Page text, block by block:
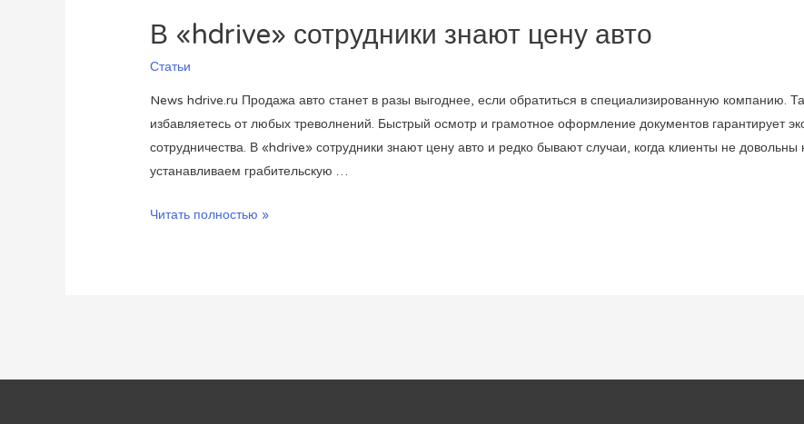
В «hdrive» сотрудники знают цену авто
Статьи
News hdrive.ru Продажа авто станет в разы выгоднее, если обратиться в специализированную компанию.
избавляетесь от любых треволнений. Быстрый осмотр и грамотное оформление документов гарантирует
сотрудничества. В «hdrive» сотрудники знают цену авто и редко бывают случаи, когда клиенты не
устанавливаем грабительскую …
В
Читать полностью »